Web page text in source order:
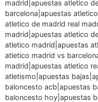
madrid|apuestas atletico
barcelona|apuestas
atletico de madrid real
madrid|apuestas atletico
atletico madrid|apuestas
atletico madrid vs
madrid|apuestas atletico
atletismo|apuestas
baloncesto acb|apuestas
baloncesto hoy|apuestas